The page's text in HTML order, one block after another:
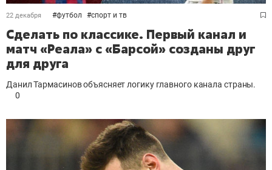
22 декабря #футбол #спорт и тв
Сделать по классике. Первый канал и
матч «Реала» с «Барсой» созданы друг
для друга
Данил Тармасинов объясняет логику главного канала страны.
0